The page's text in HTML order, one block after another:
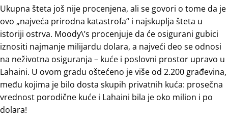
Ukupna šteta još nije procenjena, ali se govori o tome da je
ovo „najveća prirodna katastrofa“ i najskuplja šteta u
istoriji ostrva. Moody\’s procenjuje da će osigurani gubici
iznositi najmanje milijardu dolara, a najveći deo se odnosi
na neživotna osiguranja – kuće i poslovni prostor upravo u
Lahaini. U ovom gradu oštećeno je više od 2.200 građevina,
među kojima je bilo dosta skupih privatnih kuća: prosečna
vrednost porodične kuće i Lahaini bila je oko milion i po
dolara!